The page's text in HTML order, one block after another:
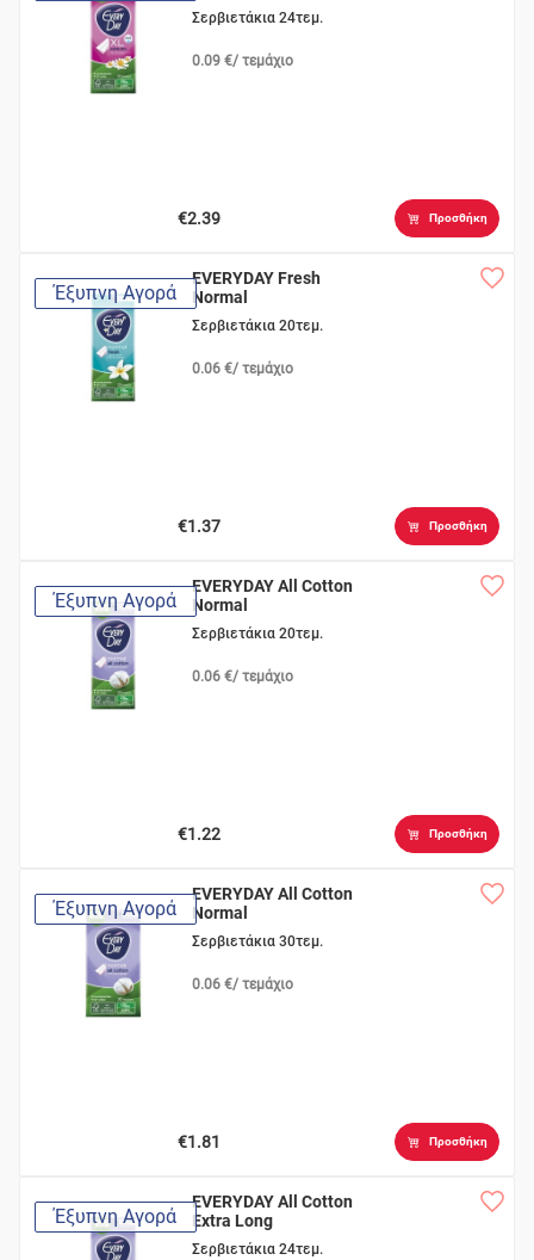
Σερβιετάκια 24τεμ.
0.09 €/ τεμάχιο
€2.39 Προσθήκη
Έξυπνη Αγορά
EVERYDAY Fresh
Normal
Σερβιετάκια 20τεμ.
0.06 €/ τεμάχιο
€1.37 Προσθήκη
Έξυπνη Αγορά
EVERYDAY All Cotton
Normal
Σερβιετάκια 20τεμ.
0.06 €/ τεμάχιο
€1.22 Προσθήκη
Έξυπνη Αγορά
EVERYDAY All Cotton
Normal
Σερβιετάκια 30τεμ.
0.06 €/ τεμάχιο
€1.81 Προσθήκη
Έξυπνη Αγορά
EVERYDAY All Cotton
Extra Long
Σερβιετάκια 24τεμ.